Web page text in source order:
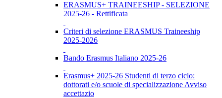
ERASMUS+ TRAINEESHIP - SELEZIONE
2025-26 - Rettificata
Criteri di selezione ERASMUS Traineeship
2025-2026
Bando Erasmus Italiano 2025-26
Erasmus+ 2025-26 Studenti di terzo ciclo:
dottorati e/o scuole di specializzazione Avviso
accettazio